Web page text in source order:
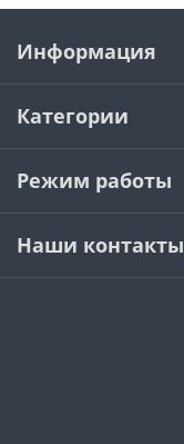
Информация
Категории
Режим работы
Наши контакты